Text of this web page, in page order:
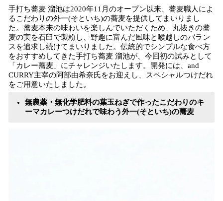
手打ち蕎麦 溜池は2020年11月のオープン以来、蕎麦職人によ
るこだわりの外一(そといち)の蕎麦を提供してまいりまし
た。蕎麦本来の味わいを楽しんでいただくため、丸抜きの蕎
麦の実を石臼で製粉し、野趣に富んだ風味と喉越しのバラン
スを追求し続けてまいりました。伝統的でシンプルな食べ方
をおすすめしてきた手打ち蕎麦 溜池が、今回初の試みとして
「カレー蕎麦」にチャレンジいたします。開発には、and
CURRY主宰の阿部由希奈氏をお迎えし、スペシャルつけだれ
をご用意いたしました。
無農薬・無化学肥料の葉玉ねぎで作ったこだわりのキ
ーマカレーつけだれで味わう外一(そといち)の蕎麦